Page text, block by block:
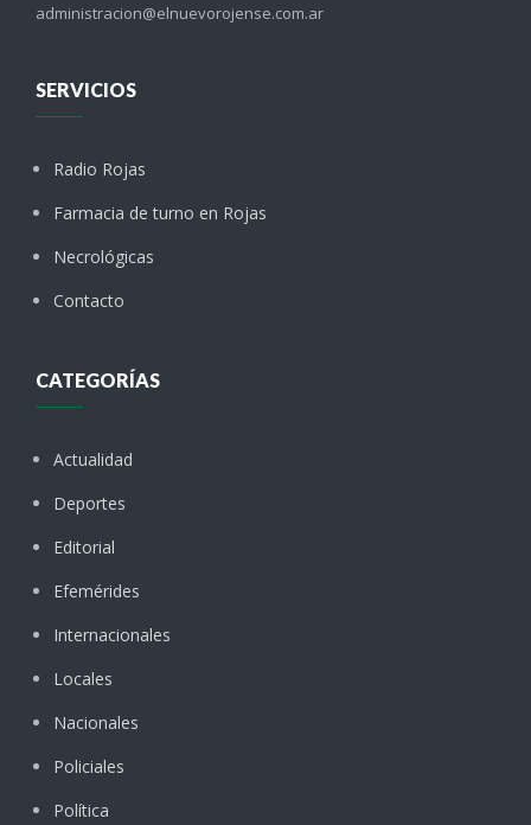
administracion@elnuevorojense.com.ar
SERVICIOS
Radio Rojas
Farmacia de turno en Rojas
Necrológicas
Contacto
CATEGORÍAS
Actualidad
Deportes
Editorial
Efemérides
Internacionales
Locales
Nacionales
Policiales
Política